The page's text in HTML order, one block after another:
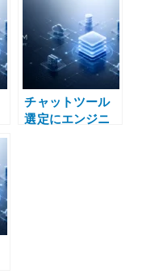
界で失われる設
計情報をどう戻
すか
チャットツール
選定にエンジニ